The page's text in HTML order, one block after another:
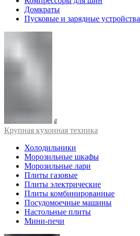
Домкраты
Пусковые и зарядные устройства
Крупная кухонная техника
Холодильники
Морозильные шкафы
Морозильные лари
Плиты газовые
Плиты электрические
Плиты комбинированные
Посудомоечные машины
Настольные плиты
Мини-печи